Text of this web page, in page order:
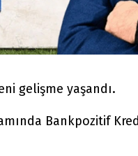
gelişme yaşandı.
Bankpozitif